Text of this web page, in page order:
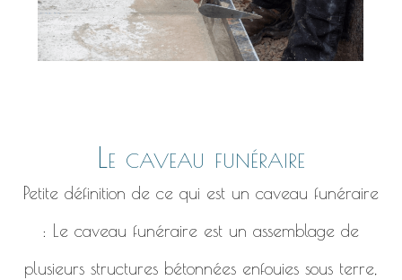
Le caveau funéraire
Petite définition de ce qui est un caveau funéraire
: Le caveau funéraire est un assemblage de
plusieurs structures bétonnées enfouies sous terre,